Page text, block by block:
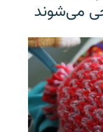
می‌شوند